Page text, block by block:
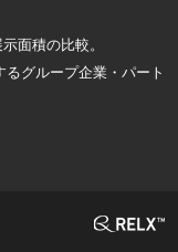
面積の比較。
グループ企業・パート